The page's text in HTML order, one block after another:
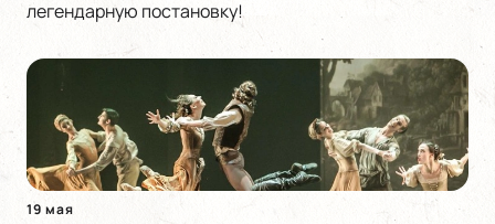
легендарную постановку!
19 мая